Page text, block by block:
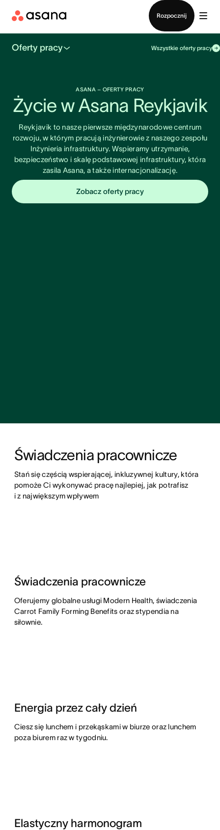
Rozpocznij
Oferty pracy Wszystkie oferty pracy
ASANA – OFERTY PRACY
Życie w Asana Reykjavik
Reykjavik to nasze pierwsze międzynarodowe centrum
rozwoju, w którym pracują inżynierowie z naszego zespołu
Inżynieria infrastruktury. Wspieramy utrzymanie,
bezpieczeństwo i skalę podstawowej infrastruktury, która
zasila Asana, a także internacjonalizację.
Zobacz oferty pracy
Świadczenia pracownicze
Stań się częścią wspierającej, inkluzywnej kultury, która
pomoże Ci wykonywać pracę najlepiej, jak potrafisz
i z największym wpływem
Świadczenia pracownicze
Oferujemy globalne usługi Modern Health, świadczenia
Carrot Family Forming Benefits oraz stypendia na
siłownie.
Energia przez cały dzień
Ciesz się lunchem i przekąskami w biurze oraz lunchem
poza biurem raz w tygodniu.
Elastyczny harmonogram